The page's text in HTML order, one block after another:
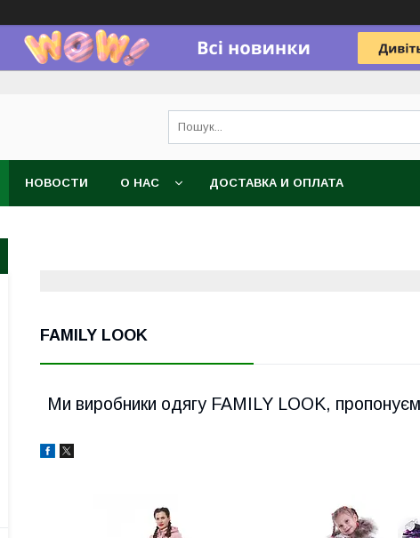
НОВОСТИ О НАС ДОСТАВКА И ОПЛАТА
FAMILY LOOK
Ми виробники одягу FAMILY LOOK,